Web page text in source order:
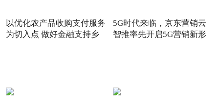
以优化农产品收购支付服务
为切入点 做好金融支持乡
5G时代来临，京东营销云
智推率先开启5G营销新形